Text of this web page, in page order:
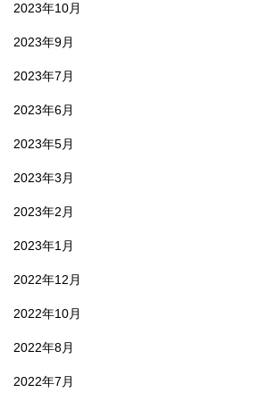
2023年10月
2023年9月
2023年7月
2023年6月
2023年5月
2023年3月
2023年2月
2023年1月
2022年12月
2022年10月
2022年8月
2022年7月